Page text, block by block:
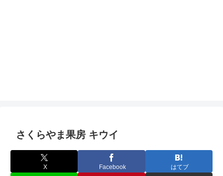
さくらやま果房 キウイ
X Facebook はてブ